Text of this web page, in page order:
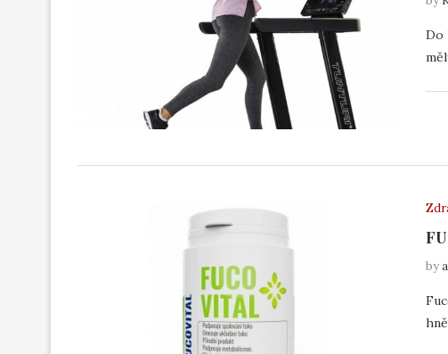
Do
by